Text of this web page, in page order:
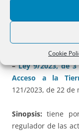
Cookie
parcelas
serán divisibles
que resulten de la
(art. 24).
–Ley 9/2023, de
Acceso a la
121/2023, de 22 de
Sinopsis: tiene
regulador de las